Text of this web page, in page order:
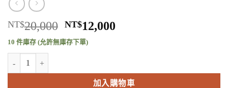
NT$20,000 原
始
NT$20,000。
NT$12,000
NT$12,000。
10 件庫存 (允許無庫存下單)
加入購物車